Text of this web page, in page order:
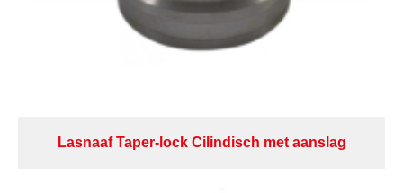
Lasnaaf Taper-lock Cilindisch met aanslag